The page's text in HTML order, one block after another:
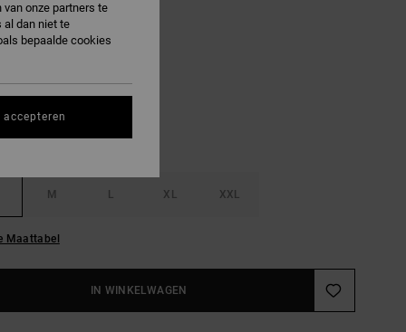
Red Earth
M L XL XXL
Maattabel
IN WINKELWAGEN
onze partners te
al dan niet te
bepaalde cookies
accepteren